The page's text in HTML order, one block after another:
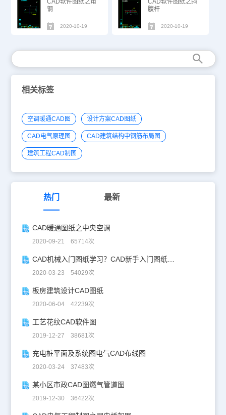
CAD软件图纸之角
钢
2020-10-19
CAD软件图纸之斜
腹杆
2020-10-19
相关标签
空调暖通CAD图 设计方案CAD图纸
CAD电气原理图 CAD建筑结构中钢筋布局图
建筑工程CAD制图
热门 最新
CAD暖通图纸之中央空调
2020-09-21 65714次
CAD机械入门图纸学习？CAD新手入门图纸练习
2020-03-23 54029次
板房建筑设计CAD图纸
2020-06-04 42239次
工艺花纹CAD软件图
2019-12-27 38681次
充电桩平面及系统图电气CAD布线图
2020-03-24 37483次
某小区市政CAD图燃气管道图
2019-12-30 36422次